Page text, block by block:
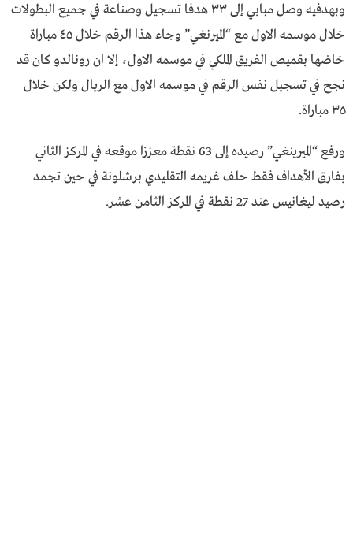
وبهدفيه وصل مبابي إلى ٣٣ هدفا تسجيل وصناعة في جميع البطولات
خلال موسمه الاول مع “الميرنغي” وجاء هذا الرقم خلال ٤٥ مباراة
خاضها بقميص الفريق الملكي في موسمه الاول، إلا ان رونالدو كان قد
نجح في تسجيل نفس الرقم في موسمه الاول مع الريال ولكن خلال
٣٥ مباراة.
ورفع “الميرينغي” رصيده إلى 63 نقطة معززا موقعه في المركز الثاني
بفارق الأهداف فقط خلف غريمه التقليدي برشلونة في حين تجمد
رصيد ليغانيس عند 27 نقطة في المركز الثامن عشر.